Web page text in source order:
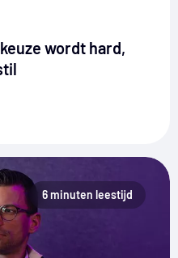
wordt hard,
6 minuten leestijd